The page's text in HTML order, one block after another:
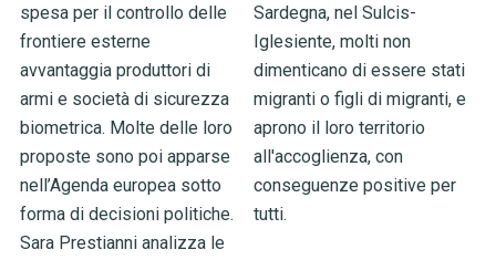
spesa per il controllo delle
frontiere esterne
avvantaggia produttori di
armi e società di sicurezza
biometrica. Molte delle loro
proposte sono poi apparse
nell’Agenda europea sotto
forma di decisioni politiche.
Sara Prestianni analizza le
Sardegna, nel Sulcis-
Iglesiente, molti non
dimenticano di essere stati
migranti o figli di migranti, e
aprono il loro territorio
all'accoglienza, con
conseguenze positive per
tutti.